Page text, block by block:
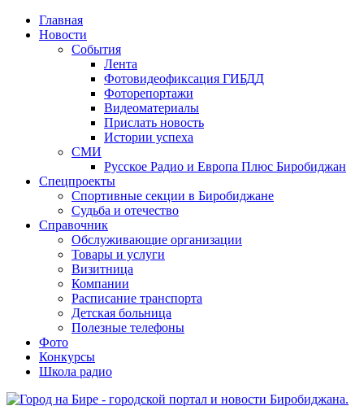
Главная
Новости
События
Лента
Фотовидеофиксация ГИБДД
Фоторепортажи
Видеоматериалы
Прислать новость
Истории успеха
СМИ
Русское Радио и Европа Плюс Биробиджан
Спецпроекты
Спортивные секции в Биробиджане
Судьба и отечество
Справочник
Обслуживающие организации
Товары и услуги
Визитница
Компании
Расписание транспорта
Детская больница
Полезные телефоны
Фото
Конкурсы
Школа радио